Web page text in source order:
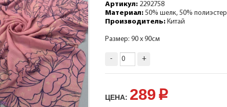
Артикул:2292758
Материал:50% шелк, 50% полиэстер
Производитель:Китай
Размер: 90 х 90см
- +
ЦЕНА: 289 p